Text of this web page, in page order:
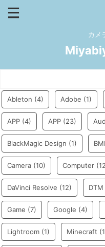
カメ
Ableton (4) Adobe (1)
APP (4) APP (23)
BlackMagic Design (1)
Camera (10) Computer
DaVinci Resolve (12) DTM
Game (7) Google (4)
Lightroom (1) Minecraft